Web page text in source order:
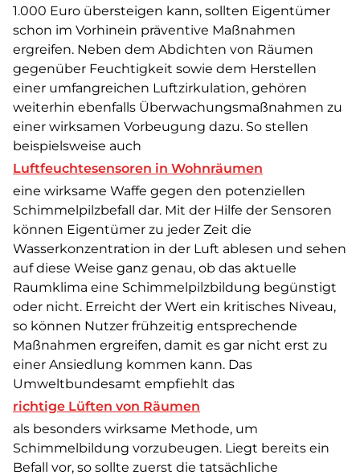
1.000 Euro übersteigen kann, sollten Eigentümer
schon im Vorhinein präventive Maßnahmen
ergreifen. Neben dem Abdichten von Räumen
gegenüber Feuchtigkeit sowie dem Herstellen
einer umfangreichen Luftzirkulation, gehören
weiterhin ebenfalls Überwachungsmaßnahmen zu
einer wirksamen Vorbeugung dazu. So stellen
beispielsweise auch
Luftfeuchtesensoren in Wohnräumen
eine wirksame Waffe gegen den potenziellen
Schimmelpilzbefall dar. Mit der Hilfe der Sensoren
können Eigentümer zu jeder Zeit die
Wasserkonzentration in der Luft ablesen und sehen
auf diese Weise ganz genau, ob das aktuelle
Raumklima eine Schimmelpilzbildung begünstigt
oder nicht. Erreicht der Wert ein kritisches Niveau,
so können Nutzer frühzeitig entsprechende
Maßnahmen ergreifen, damit es gar nicht erst zu
einer Ansiedlung kommen kann. Das
Umweltbundesamt empfiehlt das
richtige Lüften von Räumen
als besonders wirksame Methode, um
Schimmelbildung vorzubeugen. Liegt bereits ein
Befall vor, so sollte zuerst die tatsächliche